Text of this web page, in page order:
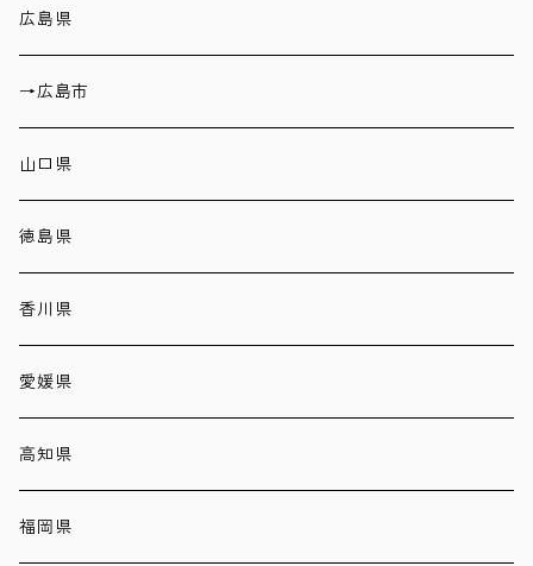
広島県
→広島市
山口県
徳島県
香川県
愛媛県
高知県
福岡県